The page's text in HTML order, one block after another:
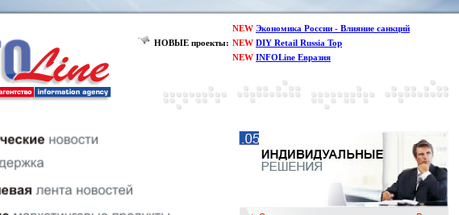
НОВЫЕ проекты:
NEW Экономика России - Влияние санкций
NEW DIY Retail Russia Top
NEW INFOLine Евразия